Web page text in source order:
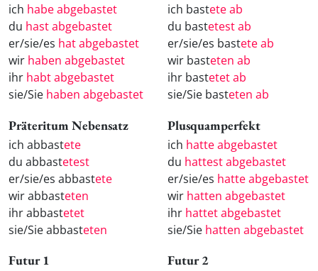
ich habe abgebastet
du hast abgebastet
er/sie/es hat abgebastet
wir haben abgebastet
ihr habt abgebastet
sie/Sie haben abgebastet
ich bastete ab
du bastetest ab
er/sie/es bastete ab
wir basteten ab
ihr bastetet ab
sie/Sie basteten ab
Präteritum Nebensatz
ich abbastete
du abbastetest
er/sie/es abbastete
wir abbasteten
ihr abbastetet
sie/Sie abbasteten
Plusquamperfekt
ich hatte abgebastet
du hattest abgebastet
er/sie/es hatte abgebastet
wir hatten abgebastet
ihr hattet abgebastet
sie/Sie hatten abgebastet
Futur 1 Futur 2